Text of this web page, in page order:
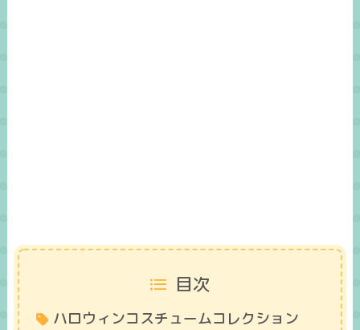
目次
ハロウィンコスチュームコレクション